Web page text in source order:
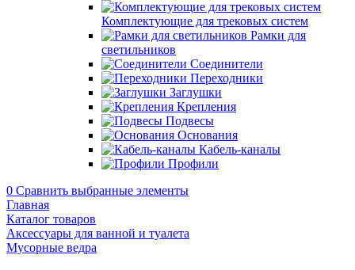
Комплектующие для трековых систем
Рамки для
светильников
Соединители
Переходники
Заглушки
Крепления
Подвесы
Основания
Кабель-каналы
Профили
0 Сравнить выбранные элементы
Главная
Каталог товаров
Аксессуары для ванной и туалета
Мусорные ведра